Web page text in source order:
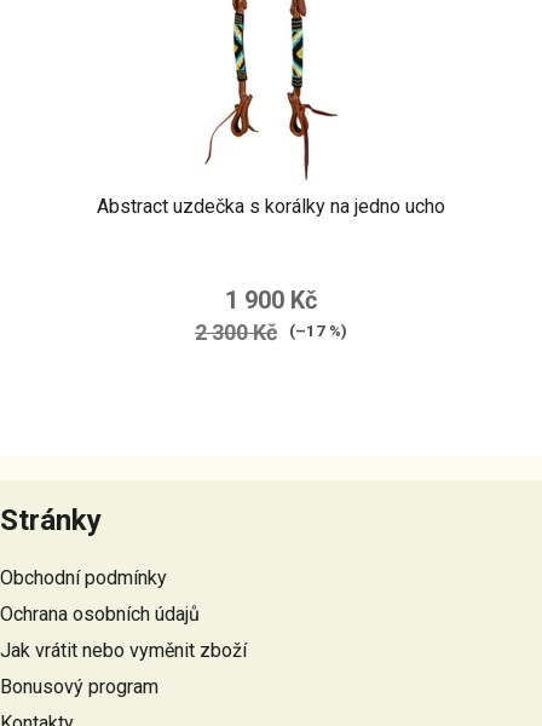
Abstract uzdečka s korálky na jedno ucho
1 900 Kč
2 300 Kč (–17 %)
á
p
a
t
í
Stránky
Obchodní podmínky
Ochrana osobních údajů
Jak vrátit nebo vyměnit zboží
Bonusový program